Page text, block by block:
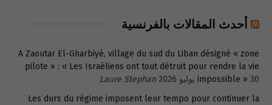
أحدث المقالات بالفرنسية
A Zaoutar El-Gharbiyé, village du sud du Liban désigné « zone
pilote » : « Les Israéliens ont tout détruit pour rendre la vie
impossible » 30 يوليو 2026
Laure Stephan
Les durs du régime imposent leur tempo pour continuer la